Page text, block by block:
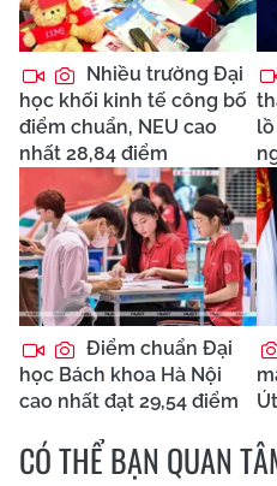
Nhiều trường Đại
học khối kinh tế công bố
điểm chuẩn, NEU cao
nhất 28,84 điểm
Điểm chuẩn Đại
học Bách khoa Hà Nội
cao nhất đạt 29,54 điểm
Út
CÓ THỂ BẠN QUAN